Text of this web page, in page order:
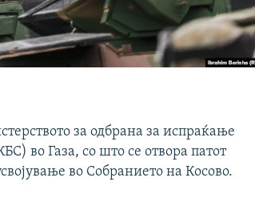
за одбрана за испраќање
во Газа, со што се отвора патот
во Собранието на Косово.